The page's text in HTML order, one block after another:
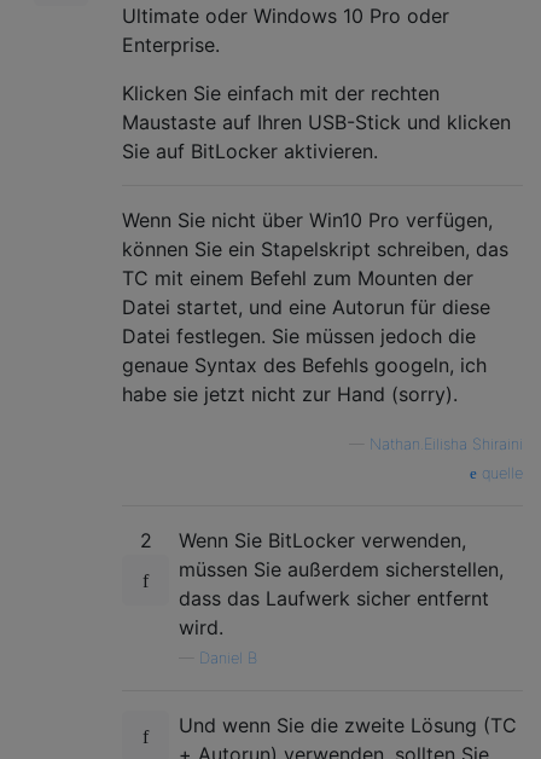
Ultimate oder Windows 10 Pro oder
Enterprise.
Klicken Sie einfach mit der rechten
Maustaste auf Ihren USB-Stick und klicken
Sie auf BitLocker aktivieren.
Wenn Sie nicht über Win10 Pro verfügen,
können Sie ein Stapelskript schreiben, das
TC mit einem Befehl zum Mounten der
Datei startet, und eine Autorun für diese
Datei festlegen. Sie müssen jedoch die
genaue Syntax des Befehls googeln, ich
habe sie jetzt nicht zur Hand (sorry).
Nathan.Eilisha Shiraini
quelle
2
Wenn Sie BitLocker verwenden,
müssen Sie außerdem sicherstellen,
dass das Laufwerk sicher entfernt
wird.
Daniel B
Und wenn Sie die zweite Lösung (TC
+ ​​Autorun) verwenden, sollten Sie